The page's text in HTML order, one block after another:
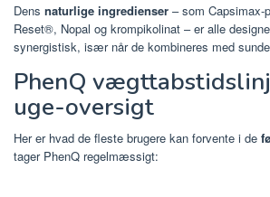
Dens naturlige ingredienser – som Capsimax-
Reset®, Nopal og krompikolinat – er alle
synergistisk, især når de kombineres med
PhenQ
uge-oversigt
Her er hvad de fleste brugere kan forvente i de
tager PhenQ regelmæssigt: